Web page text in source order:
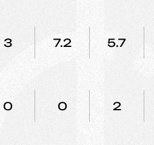
3 7.2 5.7
0 0 2